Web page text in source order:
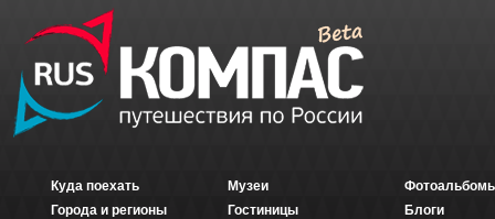
Куда поехать
Города и регионы
Музеи
Гостиницы
Блоги